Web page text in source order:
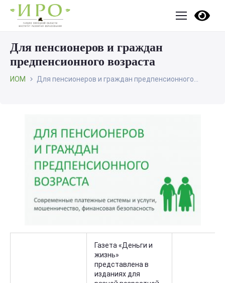
Для пенсионеров и граждан
предпенсионного возраста
ИОМ Для пенсионеров и граждан предпенсионного...
Газета «Деньги и
жизнь»
представлена в
изданиях для